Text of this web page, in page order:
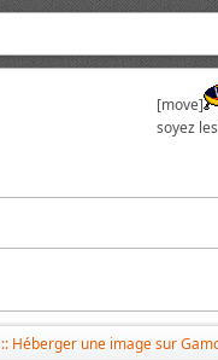
[move]
soyez
:: Héberger une image sur